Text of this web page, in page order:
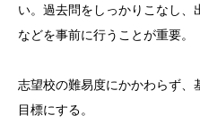
い。過去問をしっかりこなし
などを事前に行うことが重要。
志望校の難易度にかかわらず、
目標にする。